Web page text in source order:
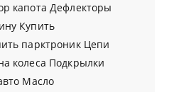
капота Дефлекторы
Купить
парктроник Цепи
колеса Подкрылки
Масло